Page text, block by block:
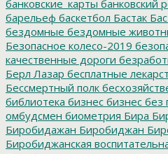
банковские_карты банковский
барельеф баскетбол Бастак
бездомные бездомные
Безопасное колесо-2019
качественные дороги
Берл Лазар бесплатные
Бессмертный полк
библиотека бизнес бизнес
омбудсмен биометрия Бира
Биробидажан Биробиджан
Биробиджанская